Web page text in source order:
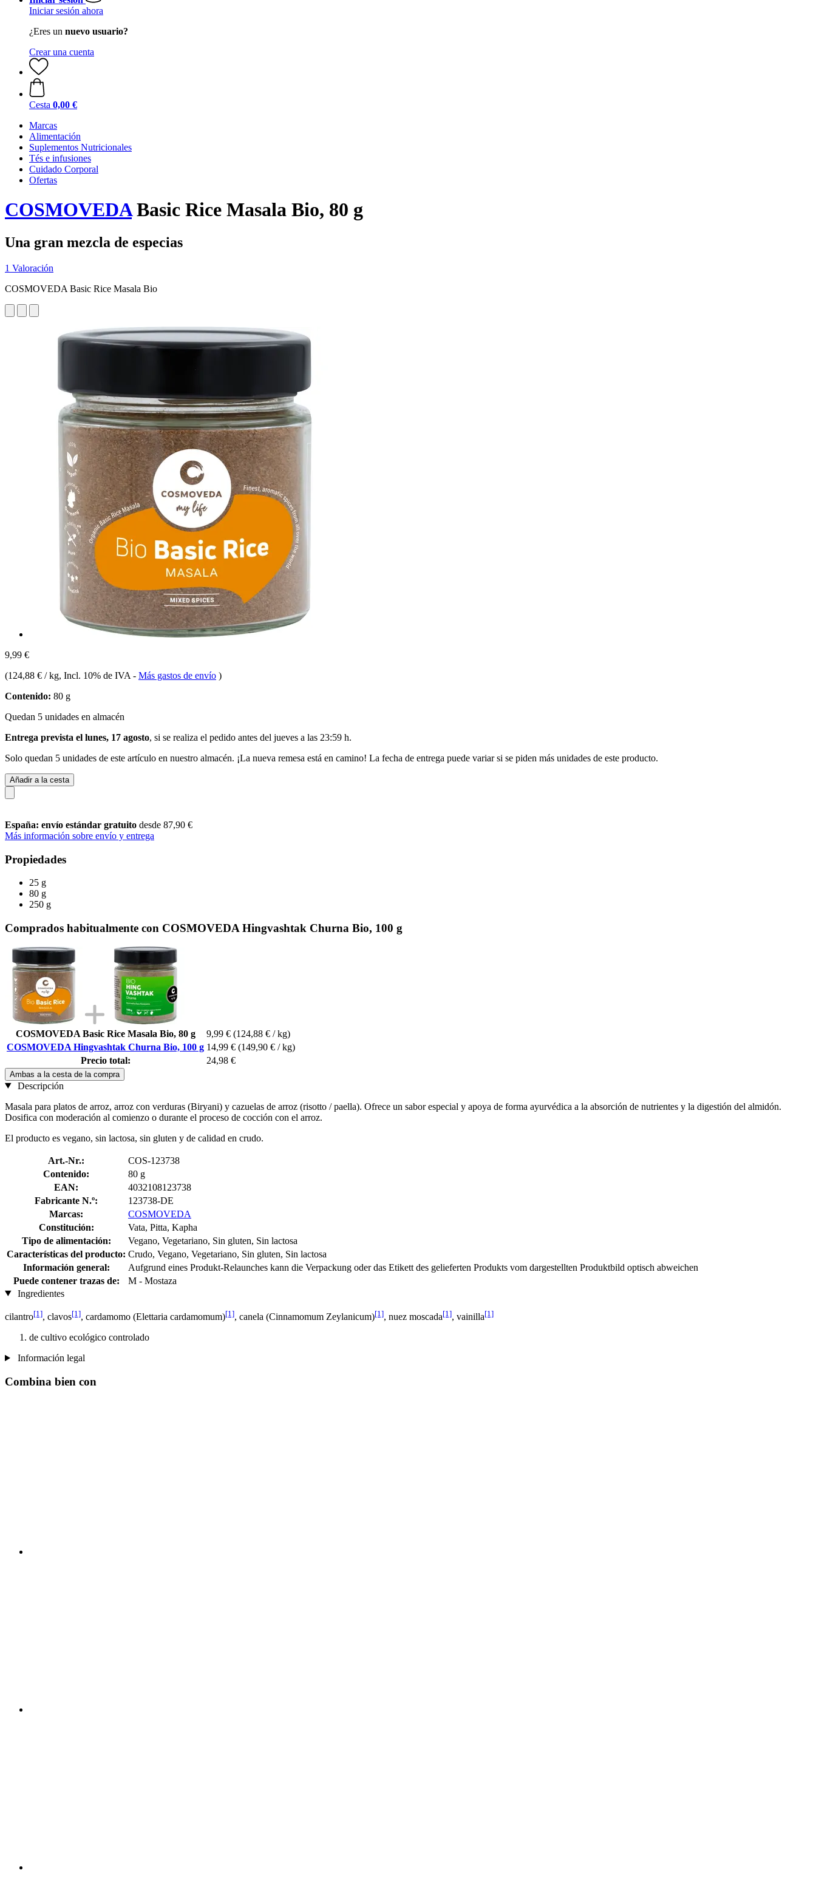
Iniciar sesión ahora
¿Eres un nuevo usuario?
Crear una cuenta
Cesta 0,00 €
Marcas
Alimentación
Suplementos Nutricionales
Tés e infusiones
Cuidado Corporal
Ofertas
COSMOVEDABasic Rice Masala Bio, 80 g
Una gran mezcla de especias
1 Valoración
COSMOVEDA Basic Rice Masala Bio
9,99 €
(124,88 € / kg, Incl. 10% de IVA - Más gastos de envío )
Contenido: 80 g
Quedan 5 unidades en almacén
Entrega prevista el lunes, 17 agosto, si se realiza el pedido antes del jueves a las 23:59 h.
Solo quedan 5 unidades de este artículo en nuestro almacén. ¡La nueva remesa está en camino! La fecha de entrega puede variar si se piden más unidades de este producto.
Añadir a la cesta
España: envío estándar gratuito desde 87,90 €
Más información sobre envío y entrega
Propiedades
25 g
80 g
250 g
Comprados habitualmente con COSMOVEDA Hingvashtak Churna Bio, 100 g
COSMOVEDA Basic Rice Masala Bio, 80 g 9,99 € (124,88 € / kg)
COSMOVEDA Hingvashtak Churna Bio, 100 g 14,99 € (149,90 € / kg)
Precio total:
24,98 €
Ambas a la cesta de la compra
Descripción
Masala para platos de arroz, arroz con verduras (Biryani) y cazuelas de arroz (risotto / paella). Ofrece un sabor especial y apoya de forma ayurvédica a la absorción de nutrientes y la digestión del almidón.
Dosifica con moderación al comienzo o durante el proceso de cocción con el arroz.
El producto es vegano, sin lactosa, sin gluten y de calidad en crudo.
Art.-Nr.:
COS-123738
Contenido:
80 g
EAN:
4032108123738
Fabricante N.º:
123738-DE
Marcas:
COSMOVEDA
Constitución:
Vata, Pitta, Kapha
Tipo de alimentación:
Vegano, Vegetariano, Sin gluten, Sin lactosa
Características del producto: Crudo, Vegano, Vegetariano, Sin gluten, Sin lactosa
Información general:
Aufgrund eines Produkt-Relaunches kann die Verpackung oder das Etikett des gelieferten Produkts vom dargestellten Produktbild optisch abweichen
Puede contener trazas de:
M - Mostaza
Ingredientes
cilantro[1], clavos[1], cardamomo (Elettaria cardamomum)[1], canela (Cinnamomum Zeylanicum)[1], nuez moscada[1], vainilla[1]
de cultivo ecológico controlado
Información legal
Combina bien con